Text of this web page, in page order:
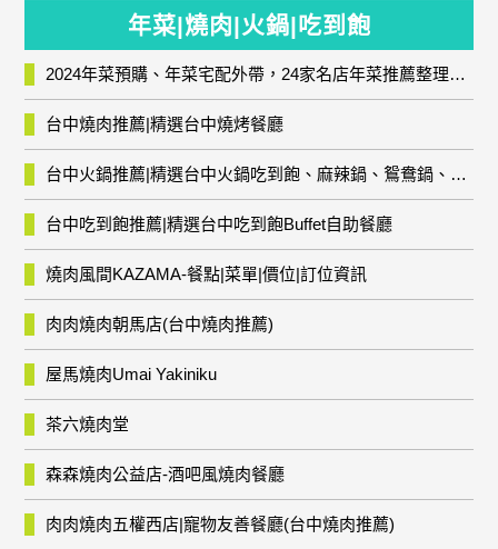
年菜|燒肉|火鍋|吃到飽
2024年菜預購、年菜宅配外帶，24家名店年菜推薦整理，圍爐輕鬆上菜團圓趣
台中燒肉推薦|精選台中燒烤餐廳
台中火鍋推薦|精選台中火鍋吃到飽、麻辣鍋、鴛鴦鍋、石頭火鍋、酸菜白肉鍋、海鮮鍋、燒酒雞、麻油雞、壽喜燒等熱門人氣火鍋店!
台中吃到飽推薦|精選台中吃到飽Buffet自助餐廳
燒肉風間KAZAMA-餐點|菜單|價位|訂位資訊
肉肉燒肉朝馬店(台中燒肉推薦)
屋馬燒肉Umai Yakiniku
茶六燒肉堂
森森燒肉公益店-酒吧風燒肉餐廳
肉肉燒肉五權西店|寵物友善餐廳(台中燒肉推薦)